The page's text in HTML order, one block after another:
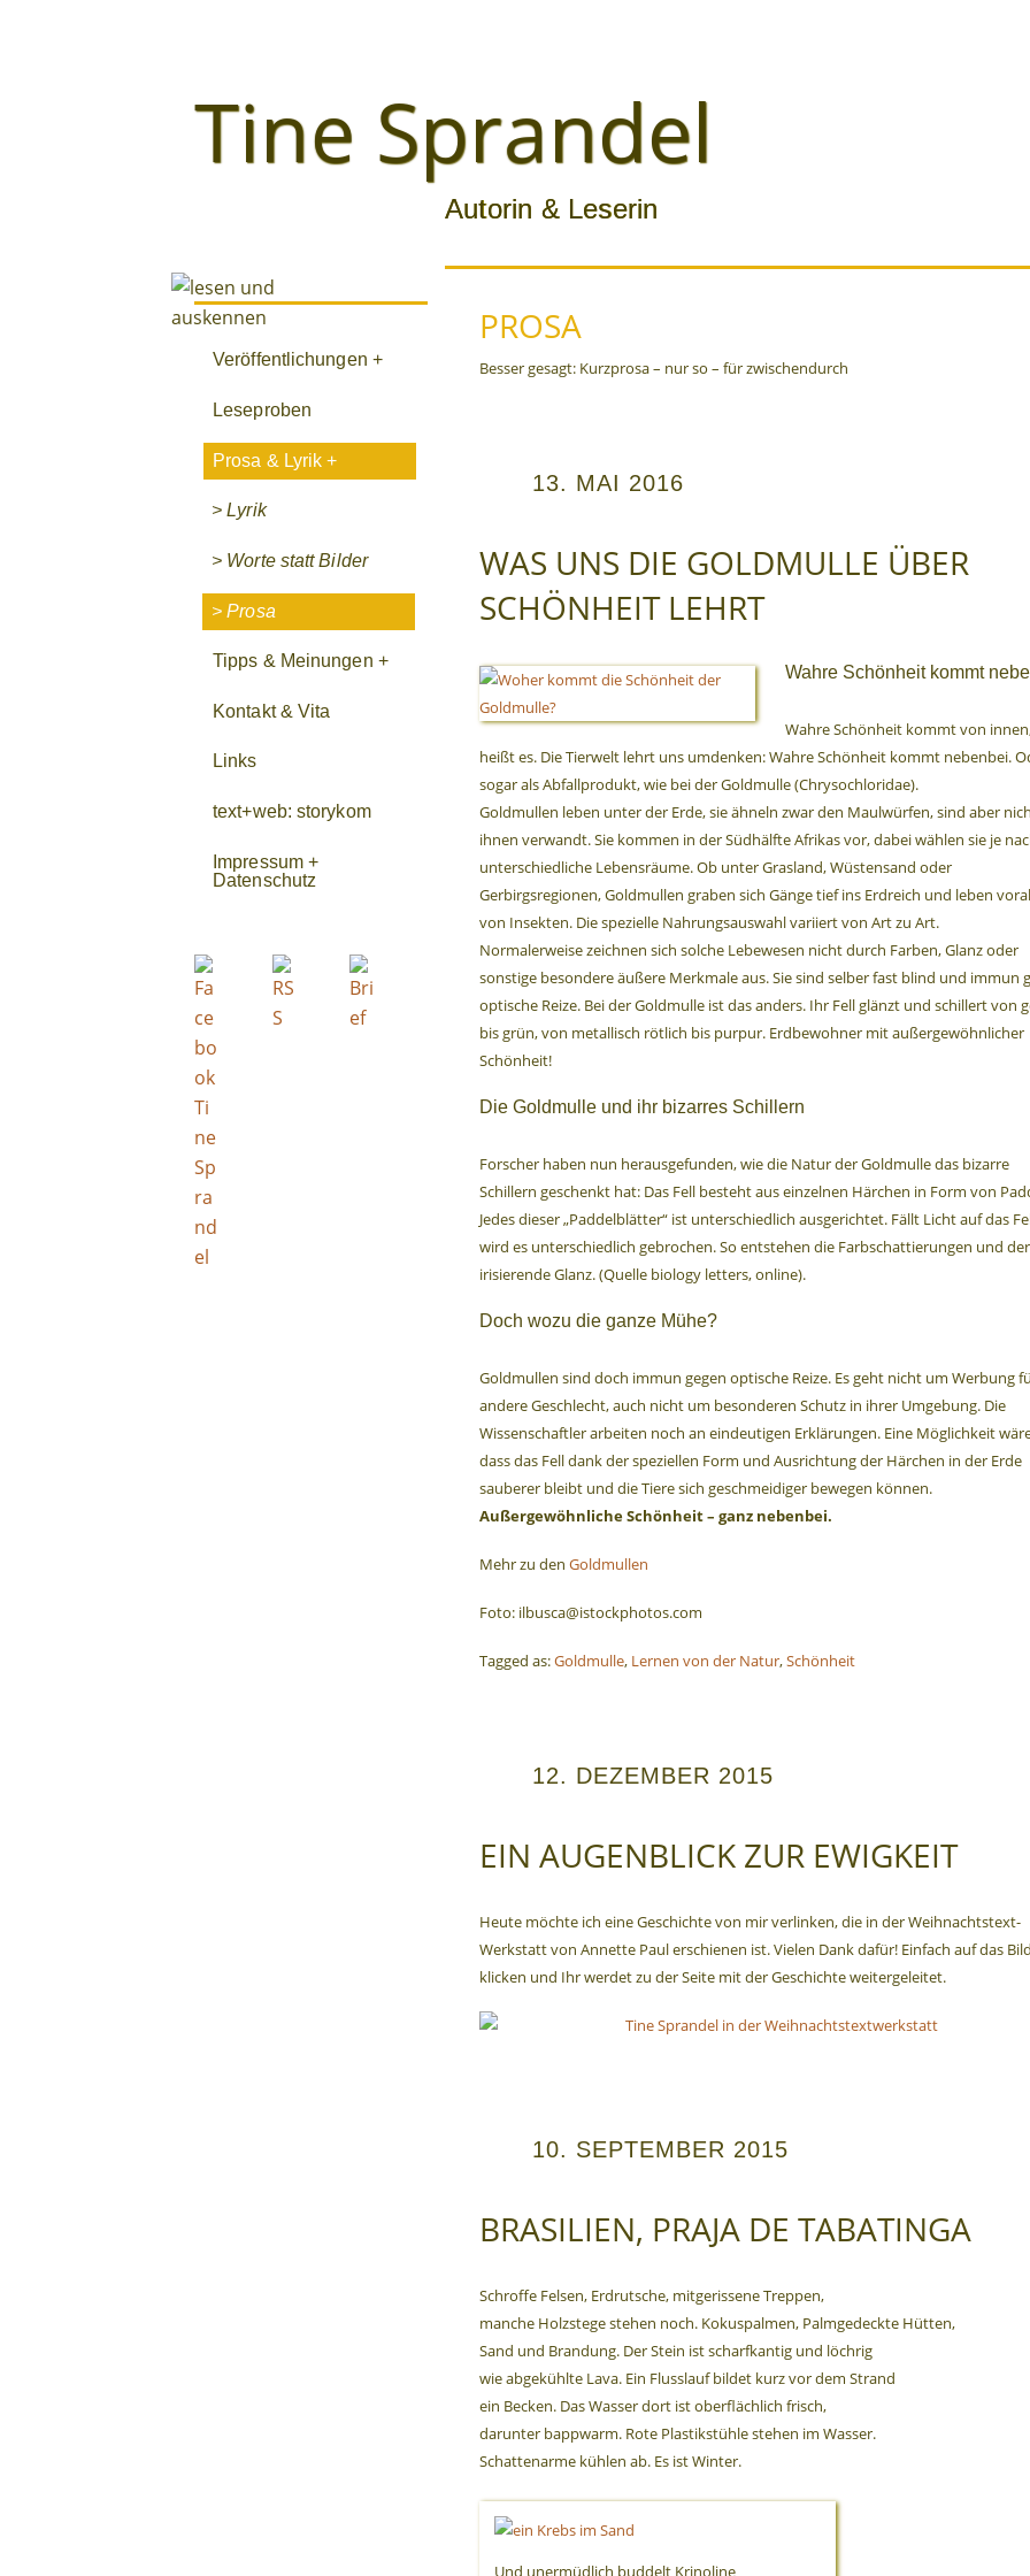
Tine Sprandel
Autorin & Leserin
Veröffentlichungen +
Leseproben
Prosa & Lyrik +
> Lyrik
> Worte statt Bilder
> Prosa
Tipps & Meinungen +
Kontakt & Vita
Links
text+web: storykom
Impressum +
Datenschutz
PROSA
Besser gesagt: Kurzprosa – nur so – für zwischendurch
13. MAI 2016
WAS UNS DIE GOLDMULLE ÜBER
SCHÖNHEIT LEHRT
Wahre Schönheit kommt
Wahre Schönheit kommt von
heißt es. Die Tierwelt lehrt uns umdenken: Wahre Schönheit kommt nebenbei.
sogar als Abfallprodukt, wie bei der Goldmulle (Chrysochloridae).
Goldmullen leben unter der Erde, sie ähneln zwar den Maulwürfen, sind aber
ihnen verwandt. Sie kommen in der Südhälfte Afrikas vor, dabei wählen sie je
unterschiedliche Lebensräume. Ob unter Grasland, Wüstensand oder
Gerbirgsregionen, Goldmullen graben sich Gänge tief ins Erdreich und leben
von Insekten. Die spezielle Nahrungsauswahl variiert von Art zu Art.
Normalerweise zeichnen sich solche Lebewesen nicht durch Farben, Glanz oder
sonstige besondere äußere Merkmale aus. Sie sind selber fast blind und immun
optische Reize. Bei der Goldmulle ist das anders. Ihr Fell glänzt und schillert von
bis grün, von metallisch rötlich bis purpur. Erdbewohner mit außergewöhnlicher
Schönheit!
Die Goldmulle und ihr bizarres Schillern
Forscher haben nun herausgefunden, wie die Natur der Goldmulle das bizarre
Schillern geschenkt hat: Das Fell besteht aus einzelnen Härchen in Form von
Jedes dieser „Paddelblätter“ ist unterschiedlich ausgerichtet. Fällt Licht auf das
wird es unterschiedlich gebrochen. So entstehen die Farbschattierungen und der
irisierende Glanz. (Quelle biology letters, online).
Doch wozu die ganze Mühe?
Goldmullen sind doch immun gegen optische Reize. Es geht nicht um Werbung
andere Geschlecht, auch nicht um besonderen Schutz in ihrer Umgebung. Die
Wissenschaftler arbeiten noch an eindeutigen Erklärungen. Eine Möglichkeit
dass das Fell dank der speziellen Form und Ausrichtung der Härchen in der Erde
sauberer bleibt und die Tiere sich geschmeidiger bewegen können.
Außergewöhnliche Schönheit – ganz nebenbei.
Mehr zu den Goldmullen
Foto: ilbusca@istockphotos.com
Tagged as:Goldmulle, Lernen von der Natur,Schönheit
12. DEZEMBER 2015
EIN AUGENBLICK ZUR EWIGKEIT
Heute möchte ich eine Geschichte von mir verlinken, die in der Weihnachtstext-
Werkstatt von Annette Paul erschienen ist. Vielen Dank dafür! Einfach auf das Bild
klicken und Ihr werdet zu der Seite mit der Geschichte weitergeleitet.
10. SEPTEMBER 2015
BRASILIEN, PRAJA DE TABATINGA
Schroffe Felsen, Erdrutsche, mitgerissene Treppen,
manche Holzstege stehen noch. Kokuspalmen, Palmgedeckte Hütten,
Sand und Brandung. Der Stein ist scharfkantig und löchrig
wie abgekühlte Lava. Ein Flusslauf bildet kurz vor dem Strand
ein Becken. Das Wasser dort ist oberflächlich frisch,
darunter bappwarm. Rote Plastikstühle stehen im Wasser.
Schattenarme kühlen ab. Es ist Winter.
Und unermüdlich buddelt Krinoline